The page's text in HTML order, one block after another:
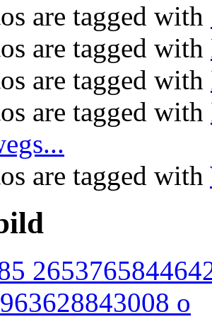
are tagged with
are tagged with
are tagged with
are tagged with
are tagged with